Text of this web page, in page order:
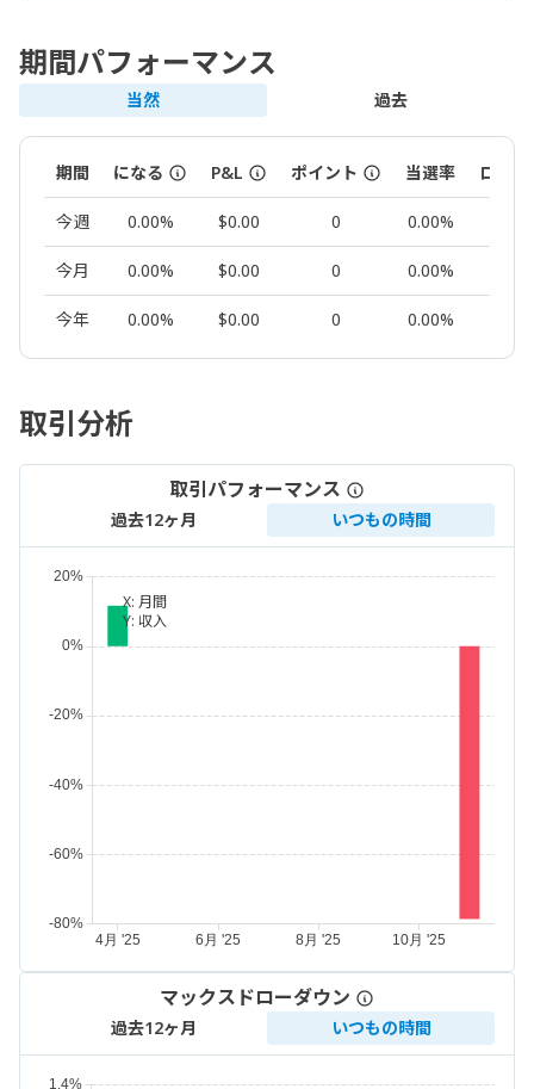
期間パフォーマンス
当然 過去
期間 になる P&L ポイント 当選率 ロット
今週 0.00% $0.00 0 0.00%
今月 0.00% $0.00 0 0.00%
今年 0.00% $0.00 0 0.00%
取引分析
取引パフォーマンス
過去12ヶ月 いつもの時間
X: 月間
Y: 収入
マックスドローダウン
過去12ヶ月 いつもの時間